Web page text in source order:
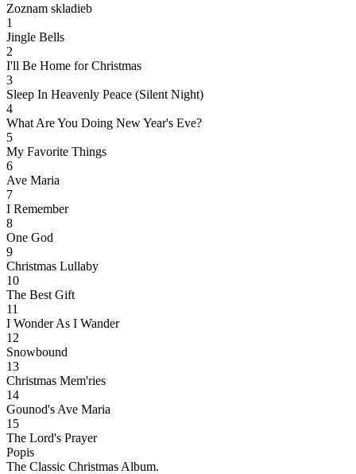
Zoznam skladieb
1
Jingle Bells
2
I'll Be Home for Christmas
3
Sleep In Heavenly Peace (Silent Night)
4
What Are You Doing New Year's Eve?
5
My Favorite Things
6
Ave Maria
7
I Remember
8
One God
9
Christmas Lullaby
10
The Best Gift
11
I Wonder As I Wander
12
Snowbound
13
Christmas Mem'ries
14
Gounod's Ave Maria
15
The Lord's Prayer
Popis
The Classic Christmas Album.